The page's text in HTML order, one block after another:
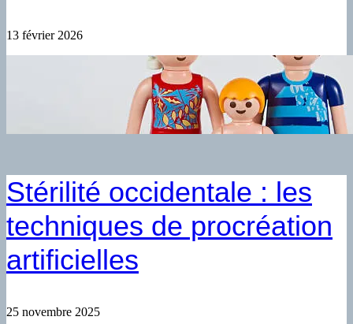
13 février 2026
Stérilité occidentale : les
techniques de procréation
artificielles
25 novembre 2025